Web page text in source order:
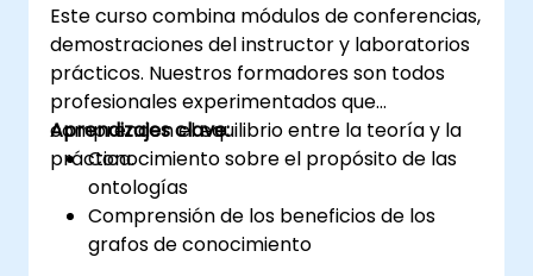
Este curso combina módulos de conferencias,
demostraciones del instructor y laboratorios
prácticos. Nuestros formadores son todos
profesionales experimentados que
comprenden el equilibrio entre la teoría y la
práctica.
Aprendizajes clave:
Conocimiento sobre el propósito de las
ontologías
Comprensión de los beneficios de los
grafos de conocimiento